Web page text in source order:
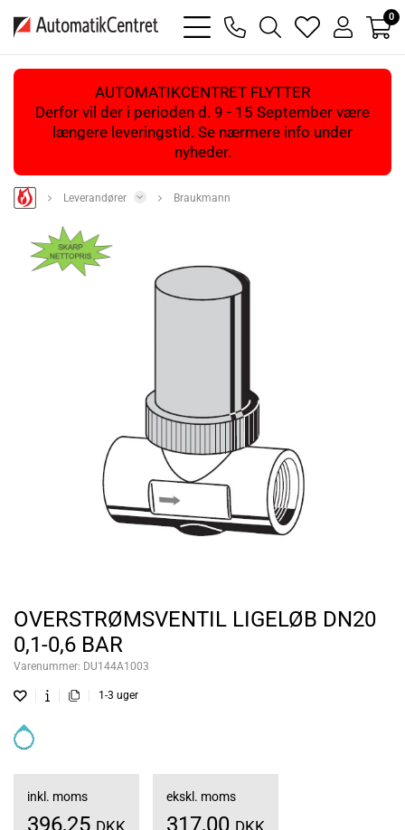
bars
light
phone
magnifying
glass
heart
light
user
light
0
AUTOMATIKCENTRET FLYTTER
Derfor vil der i perioden d. 9 - 15 September være
længere leveringstid. Se nærmere info under
nyheder.
Leverandører Braukmann
OVERSTRØMSVENTIL LIGELØB DN20
0,1-0,6 BAR
Varenummer: DU144A1003
1-3 uger
inkl. moms
396,25
ekskl. moms
317,00